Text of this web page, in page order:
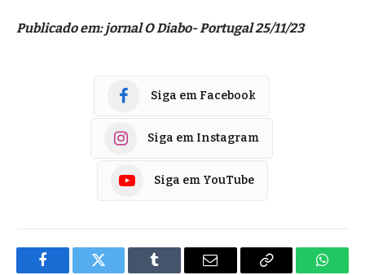
Publicado em: jornal O Diabo- Portugal 25/11/23
Siga em Facebook
Siga em Instagram
Siga em YouTube
FacebookTwitter Tumblr E- Copiar